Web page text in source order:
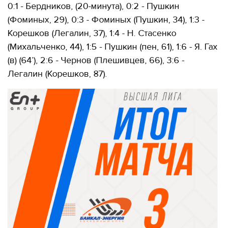
0:1 - Бердников, (20-минута), 0:2 - Пушкин
(Фоминых, 29), 0:3 - Фоминых (Пушкин, 34), 1:3 -
Корешков (Легалин, 37), 1:4 - Н. Стасенко
(Михальченко, 44), 1:5 - Пушкин (пен, 61), 1:6 - Я. Гах
(в) (64’), 2:6 - Чернов (Плешивцев, 66), 3:6 -
Легалин (Корешков, 87).